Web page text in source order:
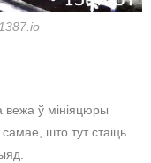
вежа ў мініяцюры
што тут стаіць